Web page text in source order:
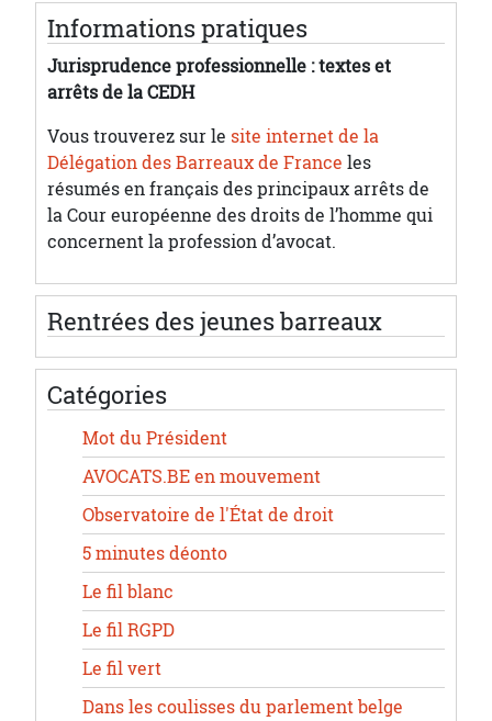
Informations pratiques
Jurisprudence professionnelle : textes et
arrêts de la CEDH
Vous trouverez sur le site internet de la
Délégation des Barreaux de France les
résumés en français des principaux arrêts de
la Cour européenne des droits de l’homme qui
concernent la profession d’avocat.
Rentrées des jeunes barreaux
Catégories
Mot du Président
AVOCATS.BE en mouvement
Observatoire de l'État de droit
5 minutes déonto
Le fil blanc
Le fil RGPD
Le fil vert
Dans les coulisses du parlement belge